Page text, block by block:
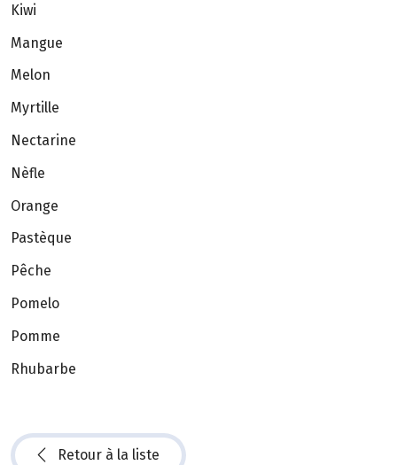
Kiwi
Mangue
Melon
Myrtille
Nectarine
Nèfle
Orange
Pastèque
Pêche
Pomelo
Pomme
Rhubarbe
Retour à la liste